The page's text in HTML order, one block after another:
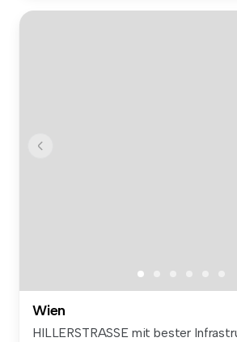
Wien
HILLERSTRASSE mit bester